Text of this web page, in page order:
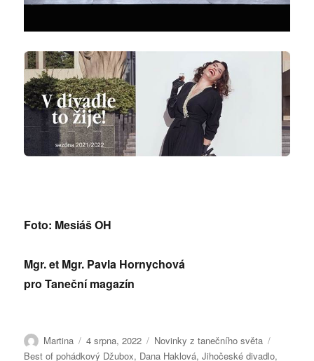
Foto: Mesiáš OH
Mgr. et Mgr. Pavla Hornychová
pro Taneční magazín
Autor:
Martina Publikováno:
4 srpna, 2022 Rubriky:
Novinky z tanečního světa
Best of pohádkový Džubox, Dana Haklová,Jihočeské divadlo,